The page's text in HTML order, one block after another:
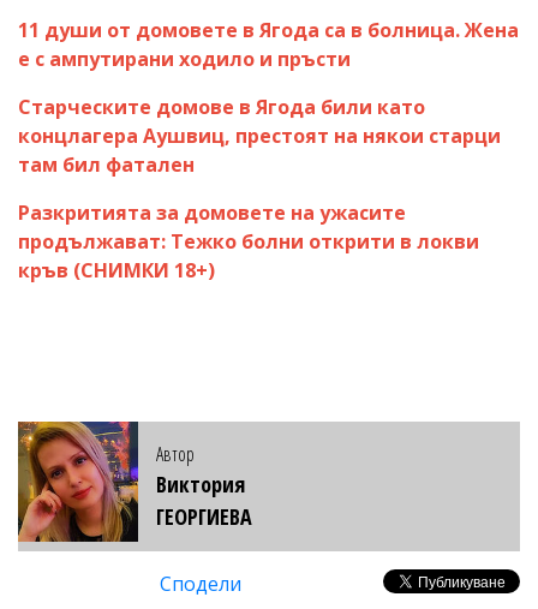
11 души от домовете в Ягода са в болница. Жена
е с ампутирани ходило и пръсти
Старческите домове в Ягода били като
концлагера Аушвиц, престоят на някои старци
там бил фатален
Разкритията за домовете на ужасите
продължават: Тежко болни открити в локви
кръв (СНИМКИ 18+)
Автор
Виктория
ГЕОРГИЕВА
Сподели